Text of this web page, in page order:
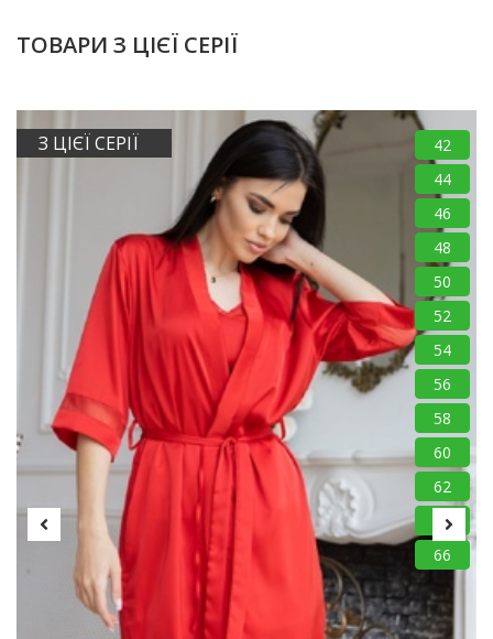
ТОВАРИ З ЦІЄЇ СЕРІЇ
З ЦІЄЇ СЕРІЇ
42
44
46
48
50
52
54
56
58
60
62
64
66